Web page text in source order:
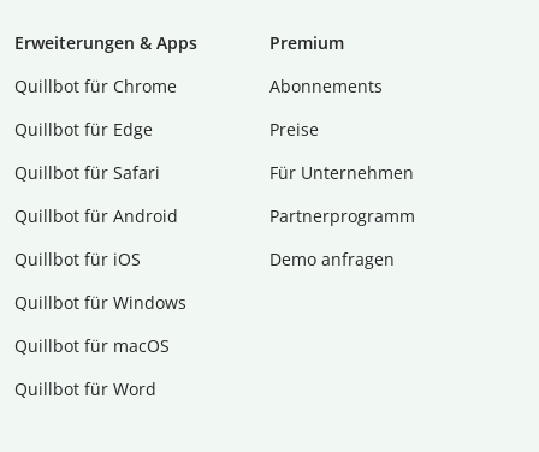
Erweiterungen & Apps
Quillbot für Chrome
Quillbot für Edge
Quillbot für Safari
Quillbot für Android
Quillbot für iOS
Quillbot für Windows
Quillbot für macOS
Quillbot für Word
Premium
Abon­ne­ments
Preise
Für Unternehmen
Partnerprogramm
Demo anfragen